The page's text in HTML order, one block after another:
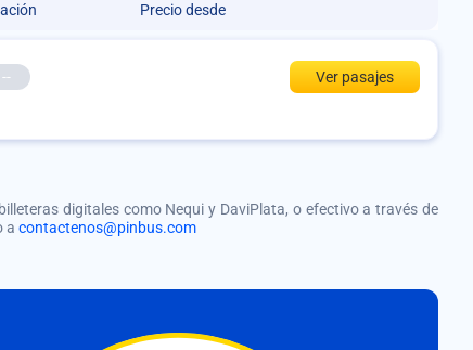
Precio desde
-- Ver pasajes
digitales como Nequi y DaviPlata, o efectivo a través de
a contactenos@pinbus.com